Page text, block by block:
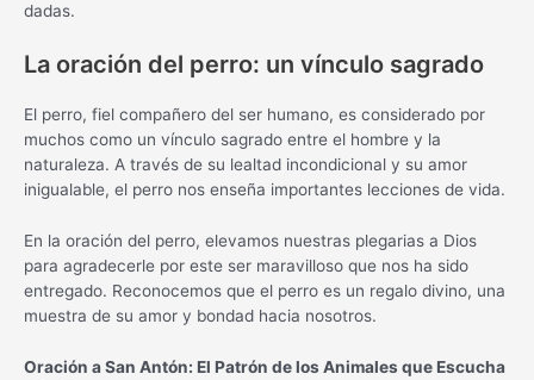
dadas.
La oración del perro: un vínculo sagrado
El perro, fiel compañero del ser humano, es considerado por
muchos como un vínculo sagrado entre el hombre y la
naturaleza. A través de su lealtad incondicional y su amor
inigualable, el perro nos enseña importantes lecciones de vida.
En la oración del perro, elevamos nuestras plegarias a Dios
para agradecerle por este ser maravilloso que nos ha sido
entregado. Reconocemos que el perro es un regalo divino, una
muestra de su amor y bondad hacia nosotros.
Oración a San Antón: El Patrón de los Animales que Escucha